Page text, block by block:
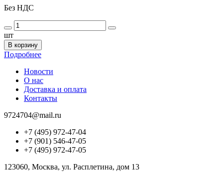
Без НДС
шт
В корзину
Подробнее
Новости
О нас
Доставка и оплата
Контакты
9724704@mail.ru
+7 (495) 972-47-04
+7 (901) 546-47-05
+7 (495) 972-47-05
123060, Москва, ул. Расплетина, дом 13